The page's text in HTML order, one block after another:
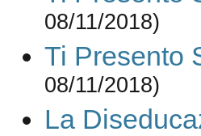
08/11/2018)
Ti Presento
08/11/2018)
La